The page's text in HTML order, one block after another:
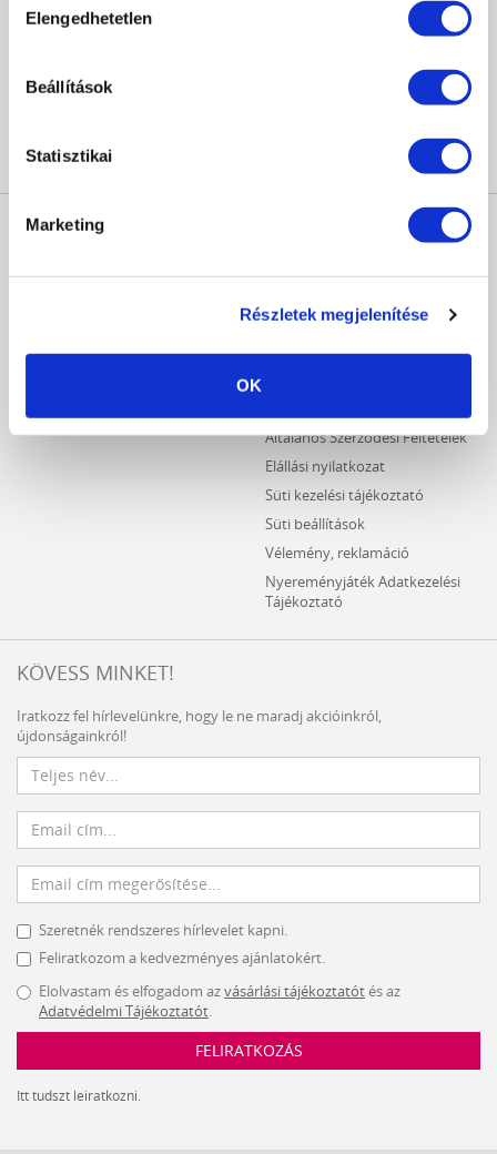
kiválasztása
Elengedhetetlen
Beállítások
Statisztikai
Marketing
Részletek megjelenítése
OK
MŰKÖRÖM
WEBÁRUHÁZ
Vásárlói információk
Fizetési információk
Általános Szerződési Feltételek
Elállási nyilatkozat
Süti kezelési tájékoztató
Süti beállítások
Vélemény, reklamáció
Nyereményjáték Adatkezelési
Tájékoztató
KÖVESS MINKET!
Iratkozz fel hírlevelünkre, hogy le ne maradj akcióinkról,
újdonságainkról!
Szeretnék rendszeres hírlevelet kapni.
Feliratkozom a kedvezményes ajánlatokért.
Elolvastam és elfogadom azvásárlási tájékoztatótés az
Adatvédelmi Tájékoztatót.
FELIRATKOZÁS
Itt tudszt leiratkozni.